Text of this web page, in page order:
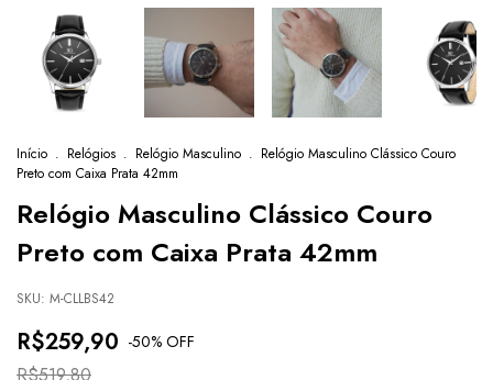
Início . Relógios . Relógio Masculino . Relógio Masculino Clássico Couro
Preto com Caixa Prata 42mm
Relógio Masculino Clássico Couro
Preto com Caixa Prata 42mm
SKU: M-CLLBS42
R$259,90 -50% OFF
R$519,80